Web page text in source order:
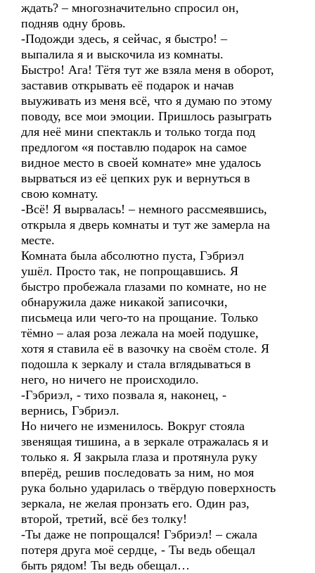
ждать? – многозначительно спросил он,
подняв одну бровь.
-Подожди здесь, я сейчас, я быстро! –
выпалила я и выскочила из комнаты.
Быстро! Ага! Тётя тут же взяла меня в оборот,
заставив открывать её подарок и начав
выуживать из меня всё, что я думаю по этому
поводу, все мои эмоции. Пришлось разыграть
для неё мини спектакль и только тогда под
предлогом «я поставлю подарок на самое
видное место в своей комнате» мне удалось
вырваться из её цепких рук и вернуться в
свою комнату.
-Всё! Я вырвалась! – немного рассмеявшись,
открыла я дверь комнаты и тут же замерла на
месте.
Комната была абсолютно пуста, Гэбриэл
ушёл. Просто так, не попрощавшись. Я
быстро пробежала глазами по комнате, но не
обнаружила даже никакой записочки,
письмеца или чего-то на прощание. Только
тёмно – алая роза лежала на моей подушке,
хотя я ставила её в вазочку на своём столе. Я
подошла к зеркалу и стала вглядываться в
него, но ничего не происходило.
-Гэбриэл, - тихо позвала я, наконец, -
вернись, Гэбриэл.
Но ничего не изменилось. Вокруг стояла
звенящая тишина, а в зеркале отражалась я и
только я. Я закрыла глаза и протянула руку
вперёд, решив последовать за ним, но моя
рука больно ударилась о твёрдую поверхность
зеркала, не желая пронзать его. Один раз,
второй, третий, всё без толку!
-Ты даже не попрощался! Гэбриэл! – сжала
потеря друга моё сердце, - Ты ведь обещал
быть рядом! Ты ведь обещал…